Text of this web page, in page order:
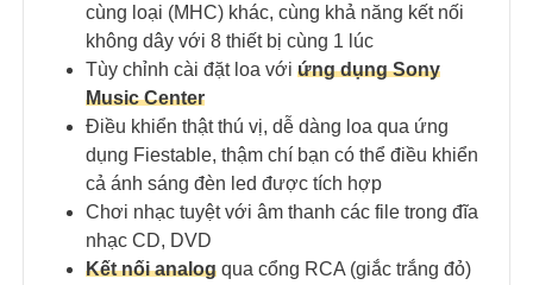
cùng loại (MHC) khác, cùng khả năng kết nối
không dây với 8 thiết bị cùng 1 lúc
Tùy chỉnh cài đặt loa với ứng dụng Sony
Music Center
Điều khiển thật thú vị, dễ dàng loa qua ứng
dụng Fiestable, thậm chí bạn có thể điều khiển
cả ánh sáng đèn led được tích hợp
Chơi nhạc tuyệt với âm thanh các file trong đĩa
nhạc CD, DVD
Kết nối analog qua cổng RCA (giắc trắng đỏ)